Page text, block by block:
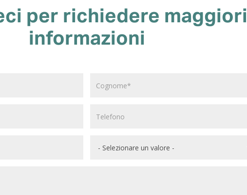
per richiedere maggiori
informazioni